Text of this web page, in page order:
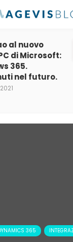
al nuovo
di Microsoft:
365.
nel futuro.
365